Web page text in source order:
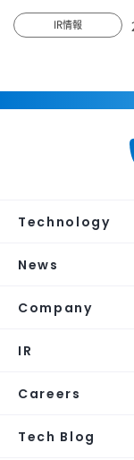
IR情報
Technology
News
Company
IR
Careers
Tech Blog